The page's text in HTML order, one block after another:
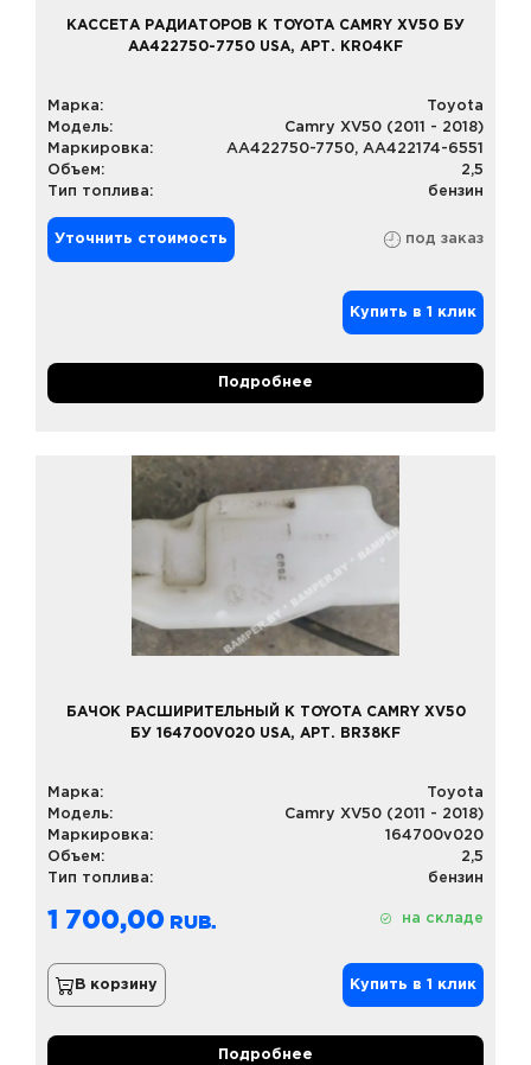
КАССЕТА РАДИАТОРОВ К TOYOTA CAMRY XV50 БУ
AA422750-7750 USA, АРТ. KR04KF
Марка:
Toyota
Модель:
Camry XV50 (2011 - 2018)
Маркировка:
AA422750-7750, AA422174-6551
Объем:
2,5
Тип топлива:
бензин
Уточнить стоимость под заказ
Купить в 1 клик
Подробнее
БАЧОК РАСШИРИТЕЛЬНЫЙ К TOYOTA CAMRY XV50
БУ 164700V020 USA, АРТ. BR38KF
Марка:
Toyota
Модель:
Camry XV50 (2011 - 2018)
Маркировка:
164700v020
Объем:
2,5
Тип топлива:
бензин
1 700,00 на складе
В корзину Купить в 1 клик
Подробнее